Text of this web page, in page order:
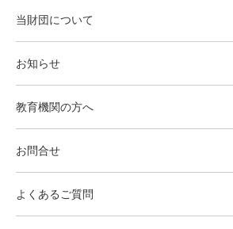
当財団について
お知らせ
教育機関の方へ
お問合せ
よくあるご質問